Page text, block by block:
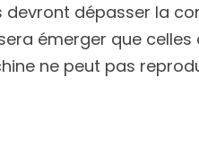
dépasser la
émerger que
ne peut pas